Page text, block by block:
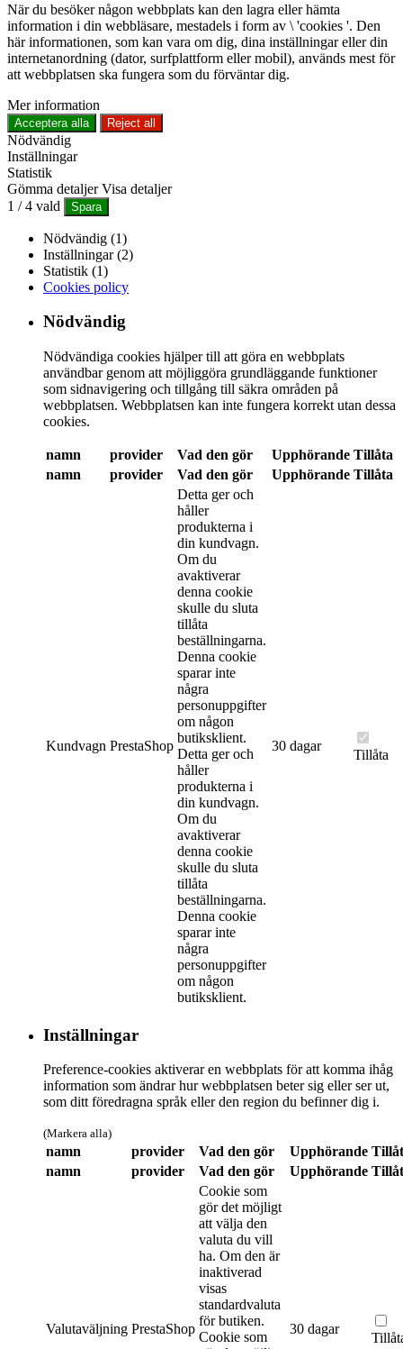
När du besöker någon webbplats kan den lagra eller hämta
information i din webbläsare, mestadels i form av \ 'cookies '. Den
här informationen, som kan vara om dig, dina inställningar eller din
internetanordning (dator, surfplattform eller mobil), används mest för
att webbplatsen ska fungera som du förväntar dig.
Mer information
Acceptera alla Reject all
Nödvändig
Inställningar
Statistik
Gömma detaljer Visa detaljer
1 /4 vald Spara
Nödvändig (1)
Inställningar (2)
Statistik (1)
Cookies policy
Nödvändig
Nödvändiga cookies hjälper till att göra en webbplats
användbar genom att möjliggöra grundläggande funktioner
som sidnavigering och tillgång till säkra områden på
webbplatsen. Webbplatsen kan inte fungera korrekt utan dessa
cookies.
namn provider Vad den gör Upphörande Tillåta
namn
provider Vad den gör Upphörande Tillåta
Kundvagn PrestaShop
Detta ger och
håller
produkterna i
din kundvagn.
Om du
avaktiverar
denna cookie
skulle du sluta
tillåta
beställningarna.
Denna cookie
sparar inte
några
personuppgifter
om någon
butiksklient.
Detta ger och
håller
produkterna i
din kundvagn.
Om du
avaktiverar
denna cookie
skulle du sluta
tillåta
beställningarna.
Denna cookie
sparar inte
några
personuppgifter
om någon
butiksklient.
30 dagar
Tillåta
Inställningar
Preference-cookies aktiverar en webbplats för att komma ihåg
information som ändrar hur webbplatsen beter sig eller ser ut,
som ditt föredragna språk eller den region du befinner dig i.
(Markera alla)
namn provider Vad den gör Upphörande
namn
provider Vad den gör Upphörande
Valutaväljning PrestaShop
Cookie som
gör det möjligt
att välja den
valuta du vill
ha. Om den är
inaktiverad
visas
standardvaluta
för butiken.
Cookie som
30 dagar